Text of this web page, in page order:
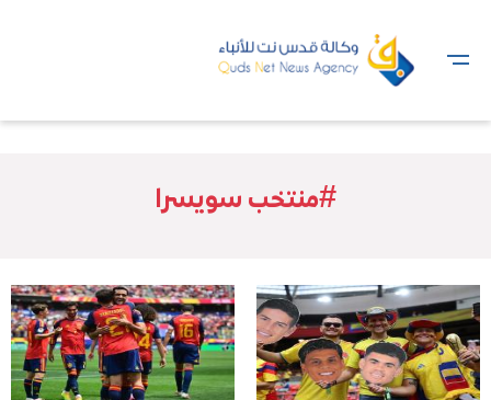
#منتخب سويسرا